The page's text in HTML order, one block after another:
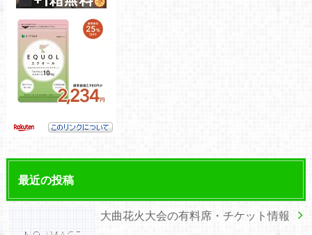
最近の投稿
大曲花火大会の有料席・チケット情報